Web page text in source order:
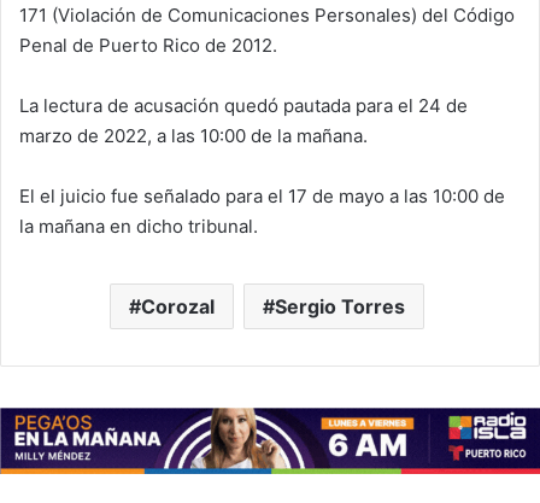
171 (Violación de Comunicaciones Personales) del Código
Penal de Puerto Rico de 2012.
La lectura de acusación quedó pautada para el 24 de
marzo de 2022, a las 10:00 de la mañana.
El el juicio fue señalado para el 17 de mayo a las 10:00 de
la mañana en dicho tribunal.
Corozal Sergio Torres